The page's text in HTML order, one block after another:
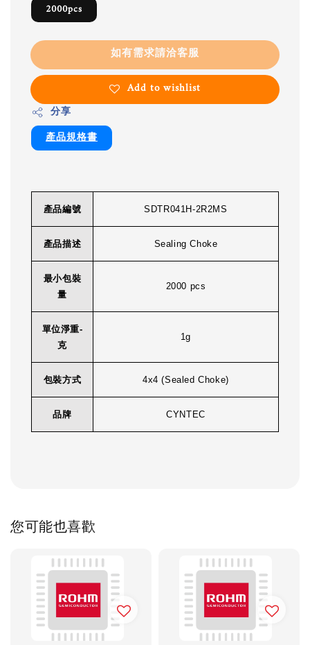
2000pcs
如有需求請洽客服
Add to wishlist
分享
產品規格書
產品編號 SDTR041H-2R2MS
產品描述 Sealing Choke
最小包裝
量
2000 pcs
單位淨重-
克
1g
包裝方式 4x4 (Sealed Choke)
品牌 CYNTEC
您可能也喜歡